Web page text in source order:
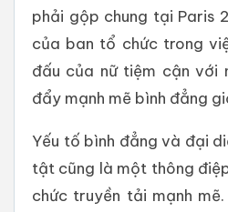
phải gộp chung tại Paris
của ban tổ chức trong
đấu của nữ tiệm cận với
đẩy mạnh mẽ bình đẳng
Yếu tố bình đẳng và đại
tật cũng là một thông
chức truyền tải mạnh